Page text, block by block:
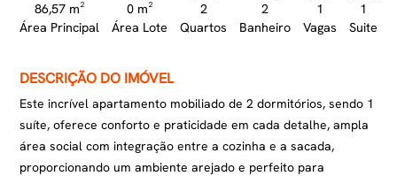
86,57 m²
Área Principal
0 m²
Área Lote
2
Quartos
2
Banheiro
1
Vagas
1
Suite
DESCRIÇÃO DO IMÓVEL
Este incrível apartamento mobiliado de 2 dormitórios, sendo 1
suíte, oferece conforto e praticidade em cada detalhe, ampla
área social com integração entre a cozinha e a sacada,
proporcionando um ambiente arejado e perfeito para